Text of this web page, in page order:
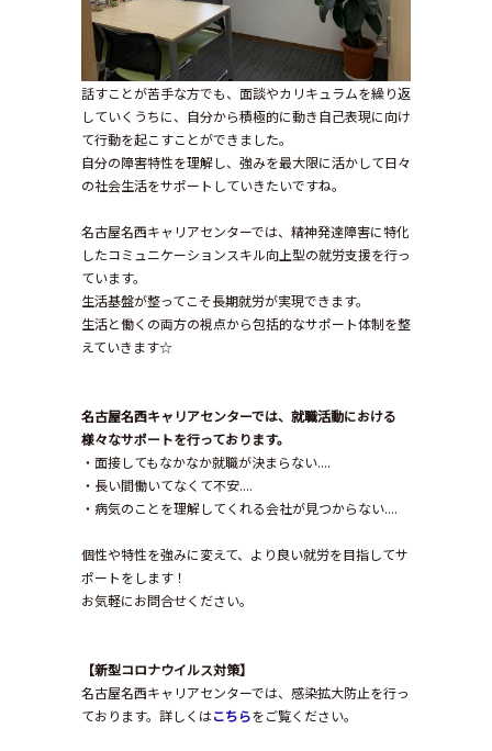
話すことが苦手な方でも、面談やカリキュラムを繰り返
していくうちに、自分から積極的に動き自己表現に向け
て行動を起こすことができました。
自分の障害特性を理解し、強みを最大限に活かして日々
の社会生活をサポートしていきたいですね。
名古屋名西キャリアセンターでは、精神発達障害に特化
したコミュニケーションスキル向上型の就労支援を行っ
ています。
生活基盤が整ってこそ長期就労が実現できます。
生活と働くの両方の視点から包括的なサポート体制を整
えていきます☆
名古屋名西キャリアセンターでは、就職活動における
様々なサポートを行っております。
・面接してもなかなか就職が決まらない....
・長い間働いてなくて不安....
・病気のことを理解してくれる会社が見つからない....
個性や特性を強みに変えて、より良い就労を目指してサ
ポートをします！
お気軽にお問合せください。
【新型コロナウイルス対策】
名古屋名西キャリアセンターでは、感染拡大防止を行っ
ております。詳しくはこちらをご覧ください。